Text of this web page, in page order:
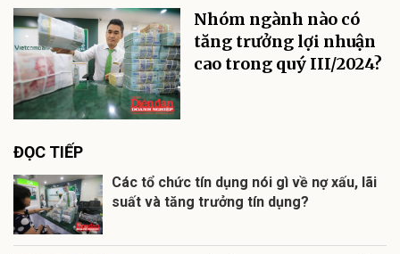
Nhóm ngành nào có
tăng trưởng lợi nhuận
cao trong quý III/2024?
ĐỌC TIẾP
Các tổ chức tín dụng nói gì về nợ xấu, lãi
suất và tăng trưởng tín dụng?